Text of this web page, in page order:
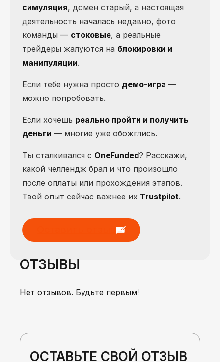
симуляция, домен старый, а настоящая
деятельность началась недавно, фото
команды — стоковые, а реальные
трейдеры жалуются на блокировки и
манипуляции.
Если тебе нужна просто демо-игра —
можно попробовать.
Если хочешь реально пройти и получить
деньги — многие уже обожглись.
Ты сталкивался с OneFunded? Расскажи,
какой челлендж брал и что произошло
после оплаты или прохождения этапов.
Твой опыт сейчас важнее их Trustpilot.
ОТЗЫВЫ
Нет отзывов. Будьте первым!
ОСТАВЬТЕ СВОЙ ОТЗЫВ